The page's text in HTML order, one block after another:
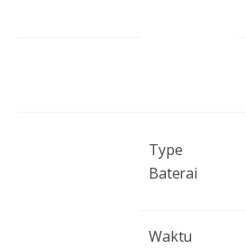
Type
Baterai
Waktu